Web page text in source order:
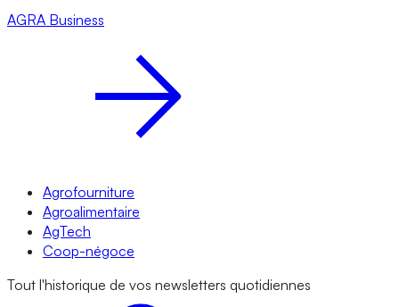
AGRA Business
Agrofourniture
Agroalimentaire
AgTech
Coop-négoce
Tout l'historique de vos newsletters quotidiennes